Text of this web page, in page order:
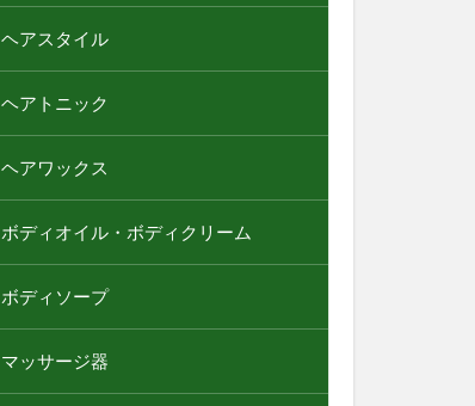
ヘアスタイル
ヘアトニック
ヘアワックス
ボディオイル・ボディクリーム
ボディソープ
マッサージ器